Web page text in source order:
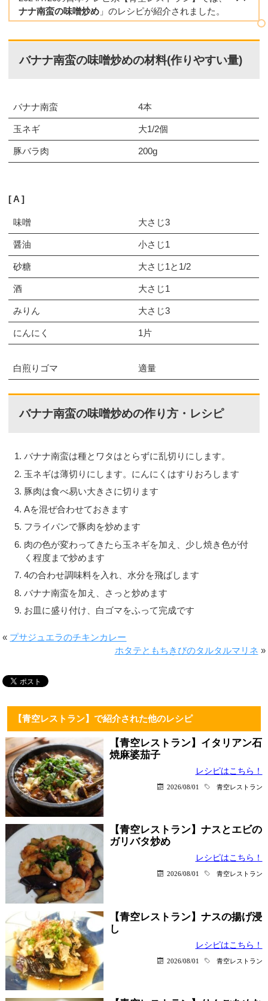
ナナ南蛮の味噌炒め 」のレシピが紹介されました。
バナナ南蛮の味噌炒めの材料(作りやすい量)
バナナ南蛮 4本
玉ネギ 大1/2個
豚バラ肉 200g
A
味噌 大さじ3
醤油 小さじ1
砂糖 大さじ1と1/2
酒 大さじ1
みりん 大さじ3
にんにく 1片
白煎りゴマ 適量
バナナ南蛮の味噌炒めの作り方・レシピ
バナナ南蛮は種とワタはとらずに乱切りにします。
玉ネギは薄切りにします。にんにくはすりおろします
豚肉は食べ易い大きさに切ります
Aを混ぜ合わせておきます
フライパンで豚肉を炒めます
肉の色が変わってきたら玉ネギを加え、少し焼き色が付
く程度まで炒めます
4の合わせ調味料を入れ、水分を飛ばします
バナナ南蛮を加え、さっと炒めます
お皿に盛り付け、白ゴマをふって完成です
« プサジュエラのチキンカレー
ホタテともちきびのタルタルマリネ »
【青空レストラン】で紹介された他のレシピ
【青空レストラン】イタリアン石
焼麻婆茄子
レシピはこちら！
2026/08/01 青空レストラン
【青空レストラン】ナスとエビの
ガリバタ炒め
レシピはこちら！
2026/08/01 青空レストラン
【青空レストラン】ナスの揚げ浸
し
レシピはこちら！
2026/08/01 青空レストラン